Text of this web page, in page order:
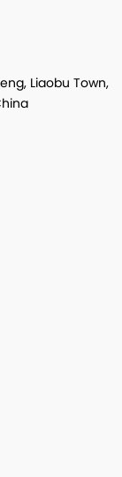
Liaobu Town,